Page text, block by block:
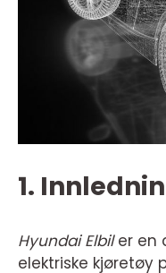
1.
Hyundai Elbiler en
elektriske